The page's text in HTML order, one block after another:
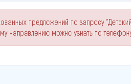
предложений по запросу
направлению можно узнать по